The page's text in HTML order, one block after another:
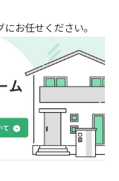
お任せください。